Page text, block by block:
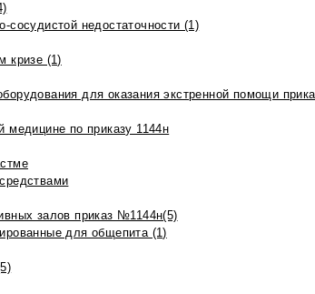
сосудистой недостаточности (1)
кризе (1)
для оказания экстренной помощи
медицине по приказу 1144н
залов приказ №1144н(5)
для общепита (1)